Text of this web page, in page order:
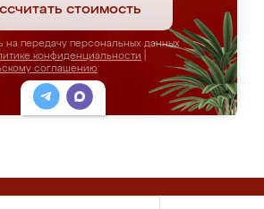
стоимость
на передачу персональных данных
конфиденциальности
соглашению